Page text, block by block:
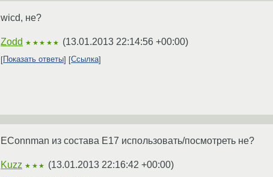
wicd, не?
Zodd ★★★★★ (13.01.2013 22:14:56 +00:00)
Показать ответы Ссылка
EConnman из состава E17 использовать/посмотреть не?
Kuzz ★★★ (13.01.2013 22:16:42 +00:00)